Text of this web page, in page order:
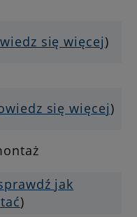
się więcej)
się więcej)
jak
)